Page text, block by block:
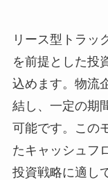
リース型トラッ
を前提とした投
込めます。物流
結し、一定の期
可能です。この
たキャッシュフ
投資戦略に適し